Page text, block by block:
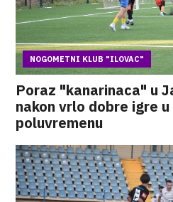
NOGOMETNI KLUB "ILOVAC"
Poraz "kanarinaca" u
nakon vrlo dobre igre
poluvremenu